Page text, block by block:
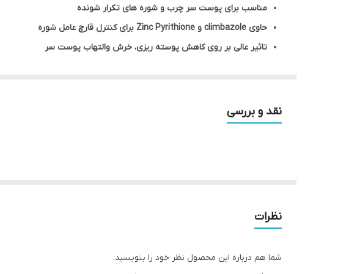
مناسب برای پوست سر چرب و شوره های تکرار شونده
حاوی climbazole و Zinc Pyrithione برای کنترل قارچ عامل شوره
تاثیر عالی بر روی کاهش پوسته ریزی، خرش والتهاب پوست سر
سبک کننده ریشه موها و کمک به لطافت و شانه پذیری بعد از شستشو
دارای دایمتیکون برای نرمی و کاهش وز موها
نقد و بررسی
نظرات
شما هم درباره این محصول نظر خود را بنویسید.